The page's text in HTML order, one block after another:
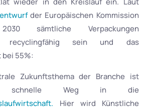
der Europäischen Kommission
sämtliche Verpackungen
recyclingfähig sein und das
55%:
Zukunftsthema der Branche ist
schnelle Weg in die
Hier wird Künstliche